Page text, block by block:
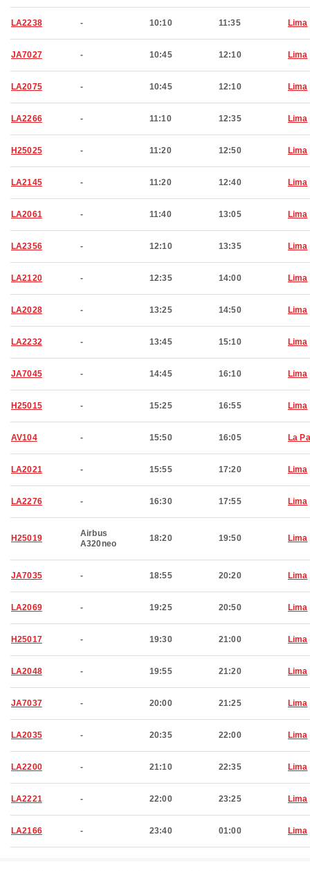
LA2238 - 10:10 11:35 Lima
JA7027 - 10:45 12:10 Lima
LA2075 - 10:45 12:10 Lima
LA2266 - 11:10 12:35 Lima
H25025 - 11:20 12:50 Lima
LA2145 - 11:20 12:40 Lima
LA2061 - 11:40 13:05 Lima
LA2356 - 12:10 13:35 Lima
LA2120 - 12:35 14:00 Lima
LA2028 - 13:25 14:50 Lima
LA2232 - 13:45 15:10 Lima
JA7045 - 14:45 16:10 Lima
H25015 - 15:25 16:55 Lima
AV104 - 15:50 16:05 La
LA2021 - 15:55 17:20 Lima
LA2276 - 16:30 17:55 Lima
H25019
Airbus
A320neo
18:20 19:50 Lima
JA7035 - 18:55 20:20 Lima
LA2069 - 19:25 20:50 Lima
H25017 - 19:30 21:00 Lima
LA2048 - 19:55 21:20 Lima
JA7037 - 20:00 21:25 Lima
LA2035 - 20:35 22:00 Lima
LA2200 - 21:10 22:35 Lima
LA2221 - 22:00 23:25 Lima
LA2166 - 23:40 01:00 Lima